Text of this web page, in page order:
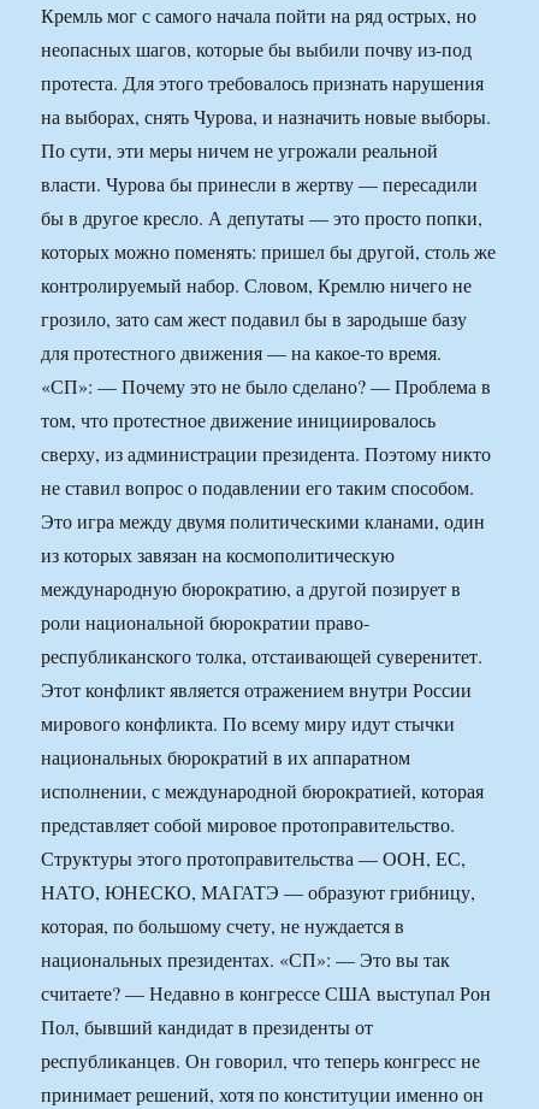
Кремль мог с самого начала пойти на ряд острых, но
неопасных шагов, которые бы выбили почву из-под
протеста. Для этого требовалось признать нарушения
на выборах, снять Чурова, и назначить новые выборы.
По сути, эти меры ничем не угрожали реальной
власти. Чурова бы принесли в жертву — пересадили
бы в другое кресло. А депутаты — это просто попки,
которых можно поменять: пришел бы другой, столь же
контролируемый набор. Словом, Кремлю ничего не
грозило, зато сам жест подавил бы в зародыше базу
для протестного движения — на какое-то время.
«СП»: — Почему это не было сделано? — Проблема в
том, что протестное движение инициировалось
сверху, из администрации президента. Поэтому никто
не ставил вопрос о подавлении его таким способом.
Это игра между двумя политическими кланами, один
из которых завязан на космополитическую
международную бюрократию, а другой позирует в
роли национальной бюрократии право-
республиканского толка, отстаивающей суверенитет.
Этот конфликт является отражением внутри России
мирового конфликта. По всему миру идут стычки
национальных бюрократий в их аппаратном
исполнении, с международной бюрократией, которая
представляет собой мировое протоправительство.
Структуры этого протоправительства — ООН, ЕС,
НАТО, ЮНЕСКО, МАГАТЭ — образуют грибницу,
которая, по большому счету, не нуждается в
национальных президентах. «СП»: — Это вы так
считаете? — Недавно в конгрессе США выступал Рон
Пол, бывший кандидат в президенты от
республиканцев. Он говорил, что теперь конгресс не
принимает решений, хотя по конституции именно он